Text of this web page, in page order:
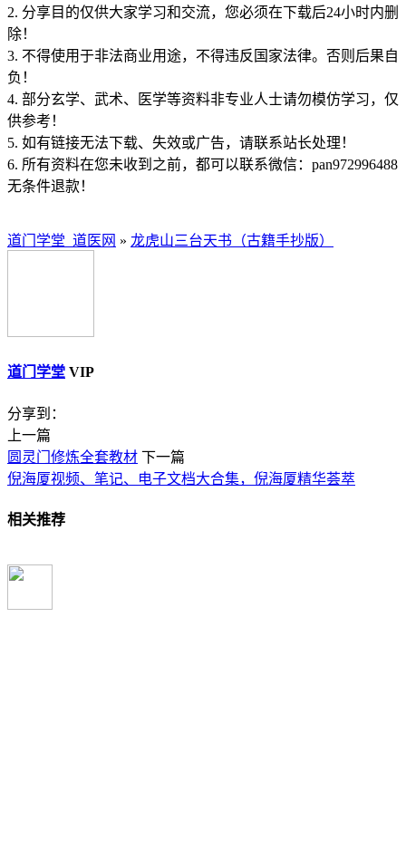
2. 分享目的仅供大家学习和交流，您必须在下载后24小时内删
除！
3. 不得使用于非法商业用途，不得违反国家法律。否则后果自
负！
4. 部分玄学、武术、医学等资料非专业人士请勿模仿学习，仅
供参考！
5. 如有链接无法下载、失效或广告，请联系站长处理！
6. 所有资料在您未收到之前，都可以联系微信：pan972996488
无条件退款！
道门学堂_道医网 » 龙虎山三台天书（古籍手抄版）
道门学堂 VIP
分享到：
上一篇
圆灵门修炼全套教材 下一篇
倪海厦视频、笔记、电子文档大合集，倪海厦精华荟萃
相关推荐